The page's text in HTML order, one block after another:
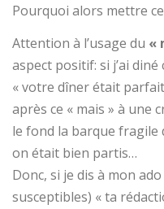
Pourquoi alors mettre
Attention à l’usage du «
aspect positif: si j’ai
« votre dîner était
après ce « mais » à une
le fond la barque fragile
on était bien partis…
Donc, si je dis à mon
susceptibles) « ta